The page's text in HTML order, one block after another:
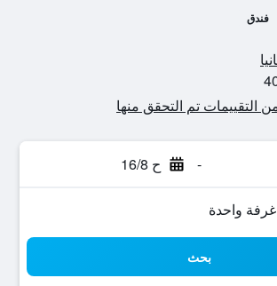
فندق
- ح 16/8
بحث